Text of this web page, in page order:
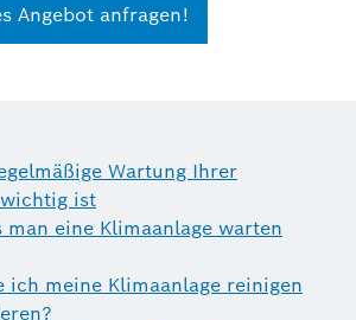
Angebot anfragen!
Wartung Ihrer
ist
man eine Klimaanlage warten
ich meine Klimaanlage reinigen